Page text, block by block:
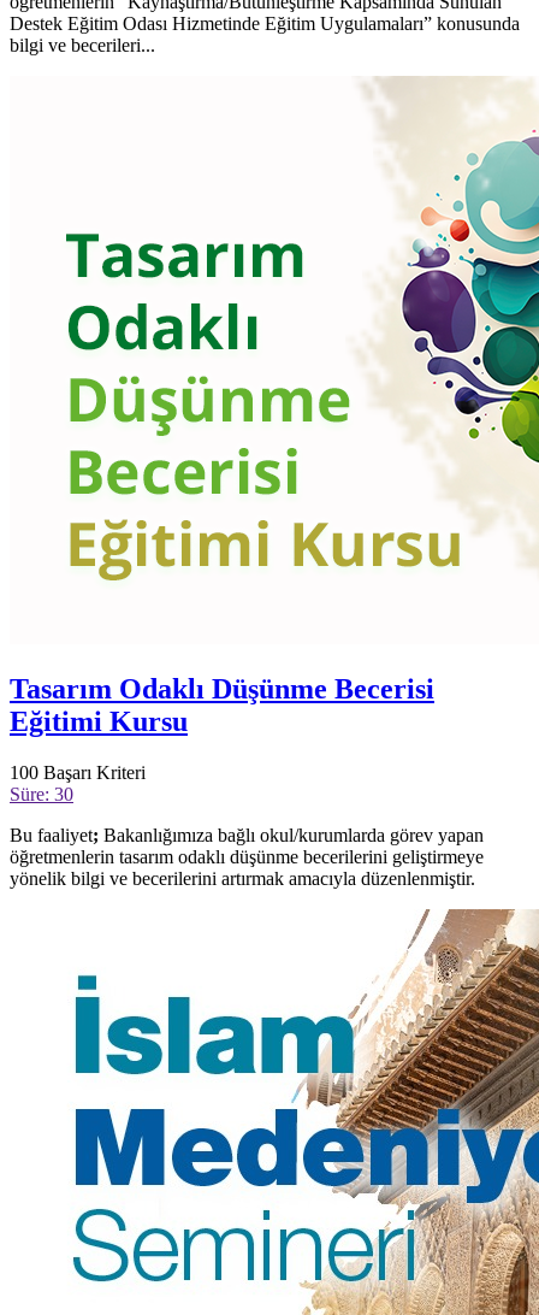
Destek Eğitim Odası Hizmetinde Eğitim Uygulamaları” konusunda
bilgi ve becerileri...
Tasarım Odaklı Düşünme Becerisi
Eğitimi Kursu
100 Başarı Kriteri
Süre: 30
Bu faaliyet; Bakanlığımıza bağlı okul/kurumlarda görev yapan
öğretmenlerin tasarım odaklı düşünme becerilerini geliştirmeye
yönelik bilgi ve becerilerini artırmak amacıyla düzenlenmiştir.